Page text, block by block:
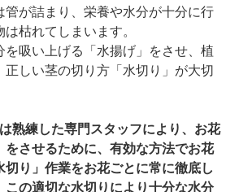
管が詰まり、栄養や水分が十分に行
枯れてしまいます。
を吸い上げる「水揚げ」をさせ、植
正しい茎の切り方「水切り」が大切
熟練した専門スタッフにより、お花
をさせるために、有効な方法でお花
切り」作業をお花ごとに常に徹底し
この適切な水切りにより十分な水分